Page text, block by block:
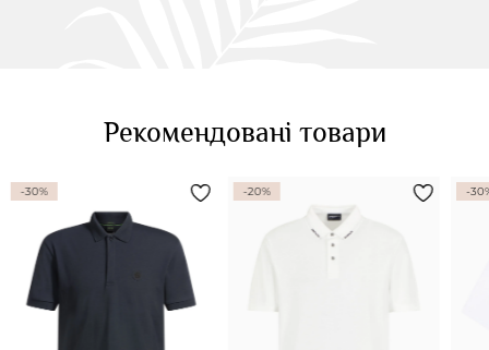
Рекомендовані товари
-30% -20% -